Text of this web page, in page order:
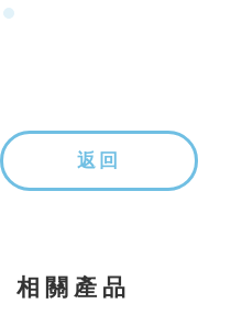
返回
相關產品